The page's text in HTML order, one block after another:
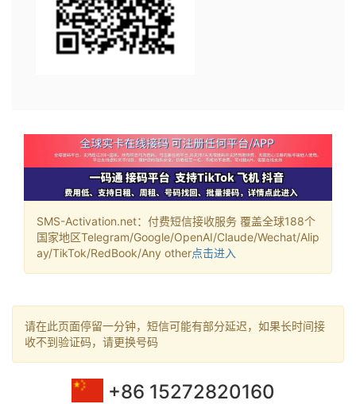
SMS-Activation.net：付费短信接收服务 覆盖全球188个
国家地区Telegram/Google/OpenAI/Claude/Wechat/Alip
ay/TikTok/RedBook/Any other点击进入
请在此页面停留一分钟，短信可能有部分延迟，如果长时间接
收不到验证码，请更换号码
+86 15272820160